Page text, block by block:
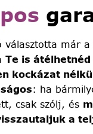
választotta már a
Te is
kockázat
: ha
csak szólj, és
a